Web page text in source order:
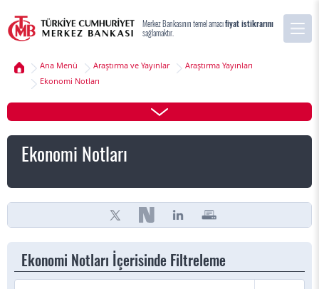
Merkez Bankasının temel amacıfiyat istikrarını
sağlamaktır.
Ana Menü Araştırma ve Yayınlar
Araştırma Yayınları
Ekonomi Notları
Ekonomi Notları
Ekonomi Notları İçerisinde Filtreleme